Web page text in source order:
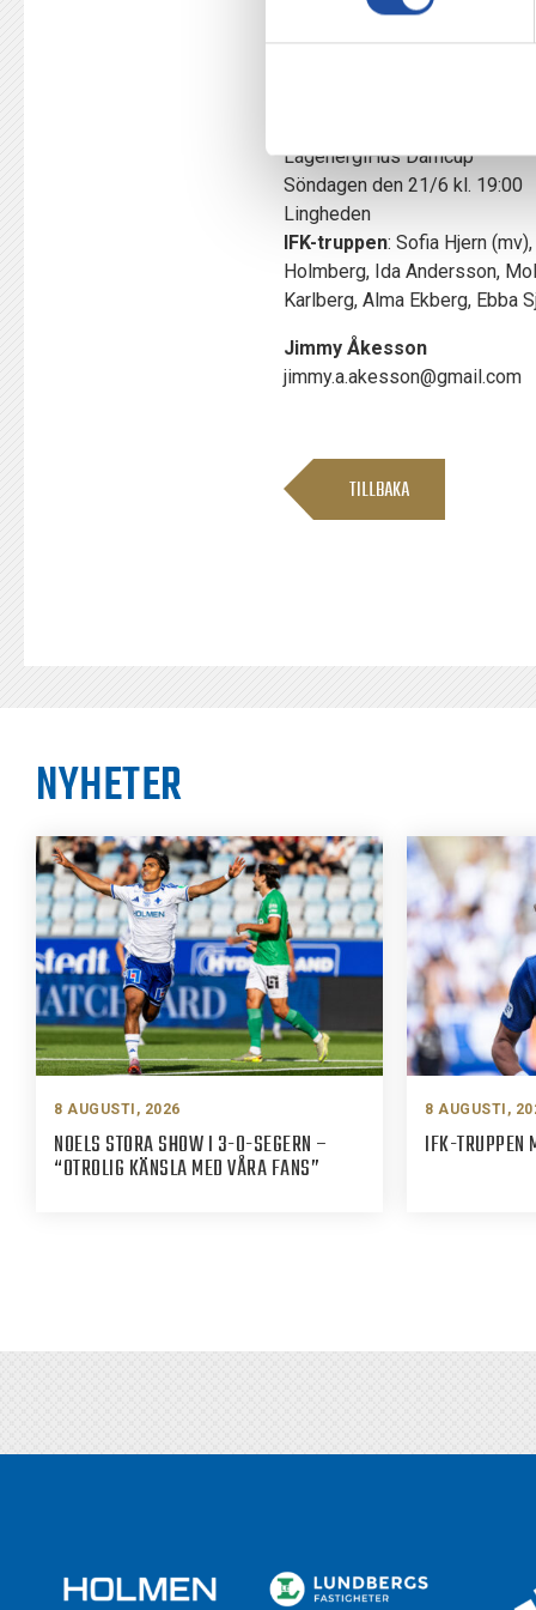
LågenergiHus Damcup
Söndagen den 21/6 kl. 19:00
Lingheden
IFK-truppen: Sofia Hjern
Holmberg, Ida Andersson,
Karlberg, Alma Ekberg, Ebba
Jimmy Åkesson
jimmy.a.akesson@gmail.com
TILLBAKA
NYHETER
8 AUGUSTI, 2026
NOELS STORA SHOW I 3-0-SEGERN –
“OTROLIG KÄNSLA MED VÅRA FANS”
8 AUGUSTI,
IFK-TRUPPEN